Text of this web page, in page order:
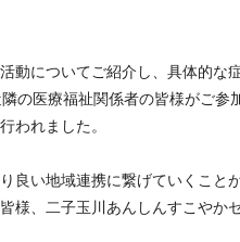
動についてご紹介し、具体的
の医療福祉関係者の皆様がご
われました。
良い地域連携に繋げていくこと
様、二子玉川あんしんすこやか